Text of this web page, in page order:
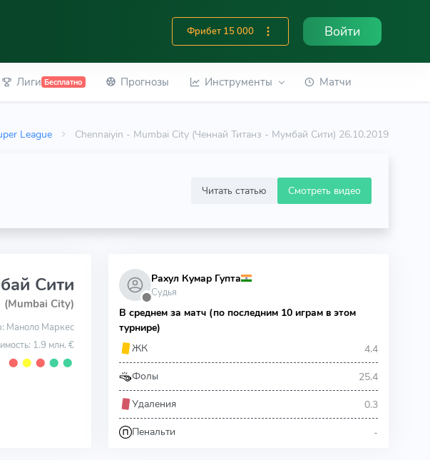
Фрибет 15 000 Войти
Лиги Бесплатно Прогнозы Инструменты Матчи
League Chennaiyin - Mumbai City (Ченнай Титанз - Мумбай Сити) 26.10.2019
Читать статью Смотреть видео
Сити
(Mumbai City)
Маноло Маркес
1.9 млн. €
⬤ ⬤ ⬤ ⬤ ⬤
⬤
Рахул Кумар Гупта
Судья
В среднем за матч (по последним 10 играм в этом
турнире)
ЖК
4.4
Фолы 25.4
Удаления 0.3
Пенальти -